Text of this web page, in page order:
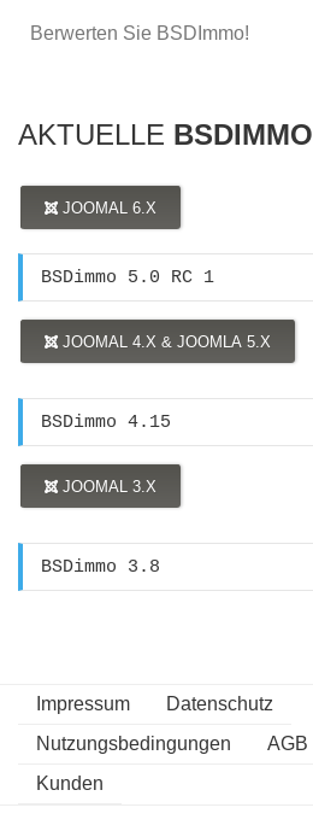
Berwerten Sie BSDImmo!
AKTUELLE BSDIMMO
JOOMAL 6.X
BSDimmo 5.0 RC 1
JOOMAL 4.X & JOOMLA 5.X
BSDimmo 4.15
JOOMAL 3.X
BSDimmo 3.8
Impressum
Datenschutz
Nutzungsbedingungen
AGB
Kunden